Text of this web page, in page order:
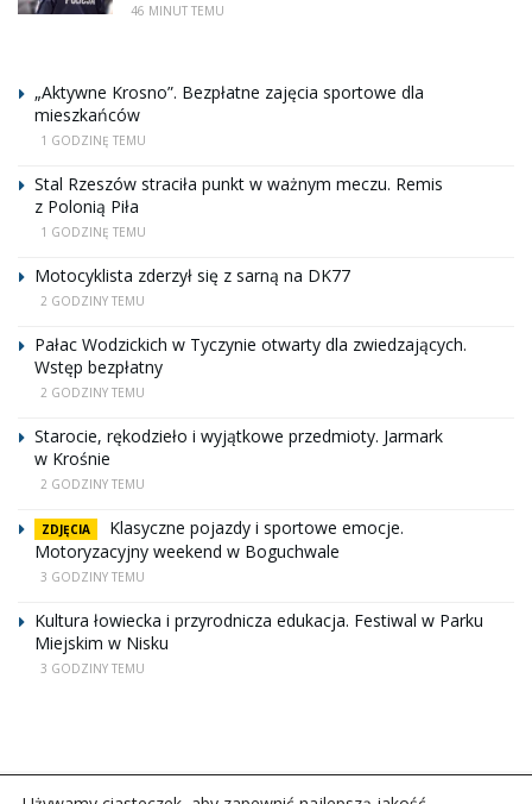
46 MINUT TEMU
„Aktywne Krosno”. Bezpłatne zajęcia sportowe dla
mieszkańców
1 GODZINĘ TEMU
Stal Rzeszów straciła punkt w ważnym meczu. Remis
z Polonią Piła
1 GODZINĘ TEMU
Motocyklista zderzył się z sarną na DK77
2 GODZINY TEMU
Pałac Wodzickich w Tyczynie otwarty dla zwiedzających.
Wstęp bezpłatny
2 GODZINY TEMU
Starocie, rękodzieło i wyjątkowe przedmioty. Jarmark
w Krośnie
2 GODZINY TEMU
ZDJĘCIA
Klasyczne pojazdy i sportowe emocje.
Motoryzacyjny weekend w Boguchwale
3 GODZINY TEMU
Kultura łowiecka i przyrodnicza edukacja. Festiwal w Parku
Miejskim w Nisku
3 GODZINY TEMU